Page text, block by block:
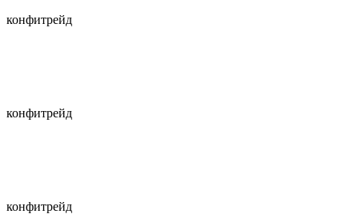
конфитрейд
конфитрейд
конфитрейд